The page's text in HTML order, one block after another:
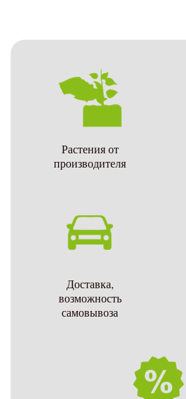
Растения от
производителя
Доставка,
возможность
самовывоза